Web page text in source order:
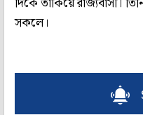
সকলে।